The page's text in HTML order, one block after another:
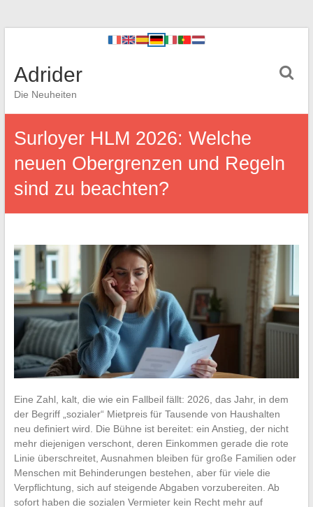
Adrider
Die Neuheiten
Surloyer HLM 2026: Welche
neuen Obergrenzen und Regeln
sind zu beachten?
Eine Zahl, kalt, die wie ein Fallbeil fällt: 2026, das Jahr, in dem
der Begriff „sozialer“ Mietpreis für Tausende von Haushalten
neu definiert wird. Die Bühne ist bereitet: ein Anstieg, der nicht
mehr diejenigen verschont, deren Einkommen gerade die rote
Linie überschreitet, Ausnahmen bleiben für große Familien oder
Menschen mit Behinderungen bestehen, aber für viele die
Verpflichtung, sich auf steigende Abgaben vorzubereiten. Ab
sofort haben die sozialen Vermieter kein Recht mehr auf